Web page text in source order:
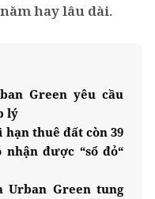
hay lâu dài.
Green yêu cầu
lý
thuê đất còn 39
được “sổ đỏ“
Urban Green tung